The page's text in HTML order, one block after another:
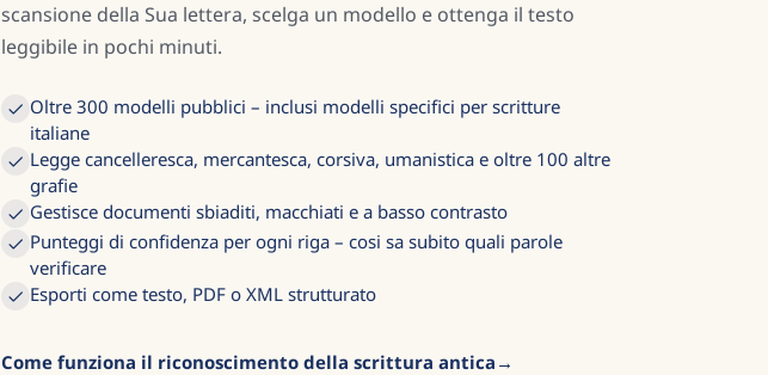
scansione della Sua lettera, scelga un modello e ottenga il testo
leggibile in pochi minuti.
Oltre 300 modelli pubblici – inclusi modelli specifici per scritture
italiane
Legge cancelleresca, mercantesca, corsiva, umanistica e oltre 100 altre
grafie
Gestisce documenti sbiaditi, macchiati e a basso contrasto
Punteggi di confidenza per ogni riga – cosi sa subito quali parole
verificare
Esporti come testo, PDF o XML strutturato
Come funziona il riconoscimento della scrittura antica